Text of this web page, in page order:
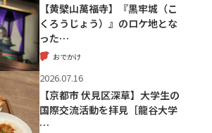
【黄檗山萬福寺】『黒牢城（こ
くろうじょう）』のロケ地とな
った…
おでかけ
2026.07.16
【京都市 伏見区深草】大学生の
国際交流活動を拝見［龍谷大学
…